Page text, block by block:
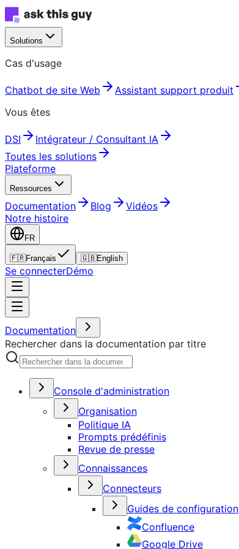
Solutions
Cas d'usage
Chatbot de site Web Assistant support produit
Vous êtes
DSI
Intégrateur / Consultant IA
Toutes les solutions
Plateforme
Ressources
Documentation Blog
Vidéos
Notre histoire
FR
🇫🇷Français 🇬🇧English
Se connecterDémo
Documentation
Rechercher dans la documentation par titre
Console d'administration
Organisation
Politique IA
Prompts prédéfinis
Revue de presse
Connaissances
Connecteurs
Guides de configuration
Confluence
Google Drive